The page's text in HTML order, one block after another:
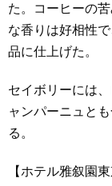
た。コーヒーの
な香りは好相性
品に仕上げた。
セイボリーには
ャンパーニュと
る。
【ホテル雅叙園東